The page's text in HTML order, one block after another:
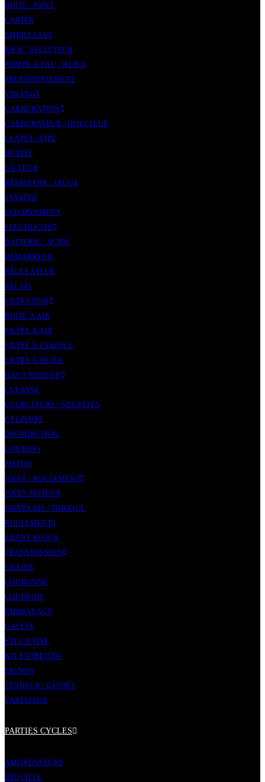
BOITE / PONT
CARTER
EMBIELLAGE
KICK / SELECTEUR
POMPE À EAU / HUILE
REFROIDISSEMENT
VIDANGE
CARBURATION
CARBURATEUR / INJECTEUR
CLAPET / PIPE
DURITE
GICLEUR
RÉSERVOIR / JAUGE
STARTER
ECHAPPEMENT
ELECTRICITÉ
BATTERIE / ACIDE
DÉMARREUR
RÉGULATEUR
RELAIS
FILTRATION
BOITE À AIR
FILTRE À AIR
FILTRE À ESSENCE
FILTRE À HUILE
HAUT MOTEUR
CULASSE
CULBUTEURS / SOUPAPES
CYLINDRE
DISTRIBUTION
GOUJONS
PISTON
JOINT / ROULEMENT
JOINT MOTEUR
JOINTS SPI / TORIQUE
ROULEMENTS
SILENT BLOCK
TRANSMISSION
CHAINE
COURONNE
COURROIE
EMBRAYAGE
GALETS
KIT CHAINE
KIT ENTRETIEN
PIGNON
TENDEUR / GUIDES
VARIATEUR
PARTIES CYCLES
AMORTISSEURS
BÉQUILLE